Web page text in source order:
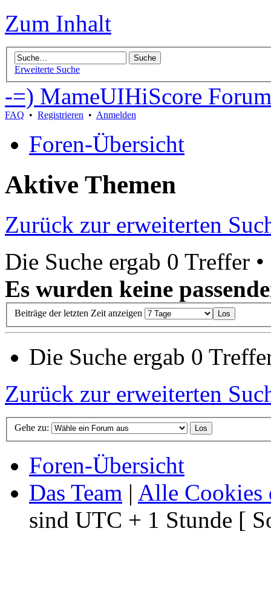
Zum Inhalt
Erweiterte Suche
-=) MameUIHiScore
FAQ • Registrieren • Anmelden
Foren-Übersicht
Aktive Themen
Zurück zur erweiterten
Die Suche ergab 0 Treffer
Es wurden keine
Beiträge der letzten Zeit anzeigen
Die Suche ergab 0
Zurück zur erweiterten
Gehe zu:
Foren-Übersicht
Das Team | Alle Cookies
sind UTC + 1 Stunde [